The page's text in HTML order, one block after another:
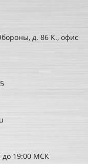
д. 86 К., офис
до 19:00 МСК